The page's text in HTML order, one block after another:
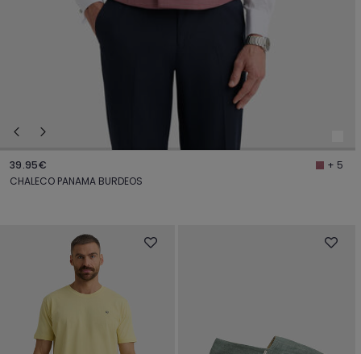
39.95€
+ 5
CHALECO PANAMA BURDEOS